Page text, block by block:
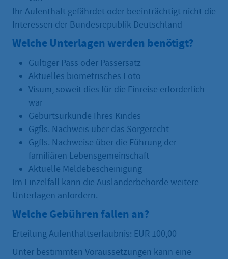
Ihr Aufenthalt gefährdet oder beeinträchtigt nicht die
Interessen der Bundesrepublik Deutschland
Welche Unterlagen werden benötigt?
Gültiger Pass oder Passersatz
Aktuelles biometrisches Foto
Visum, soweit dies für die Einreise erforderlich
war
Geburtsurkunde Ihres Kindes
Ggfls. Nachweis über das Sorgerecht
Ggfls. Nachweise über die Führung der
familiären Lebensgemeinschaft
Aktuelle Meldebescheinigung
Im Einzelfall kann die Ausländerbehörde weitere
Unterlagen anfordern.
Welche Gebühren fallen an?
Erteilung Aufenthaltserlaubnis: EUR 100,00
Unter bestimmten Voraussetzungen kann eine